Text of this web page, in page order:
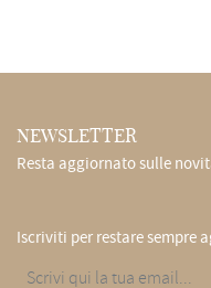
NEWSLETTER
Resta aggiornato sulle
Iscriviti per restare sempre